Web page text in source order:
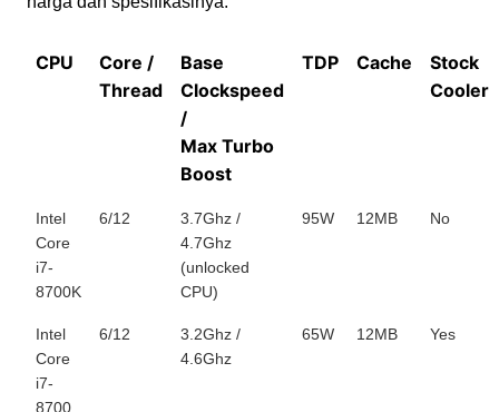
CPU
Core /
Thread
Base
Clockspeed
/
Max Turbo
Boost
TDP Cache
Stock
Cooler
Intel
Core
i7-
8700K
6/12
3.7Ghz /
4.7Ghz
(unlocked
CPU)
95W 12MB No
Intel
Core
i7-
8700
6/12
3.2Ghz /
4.6Ghz
65W 12MB Yes